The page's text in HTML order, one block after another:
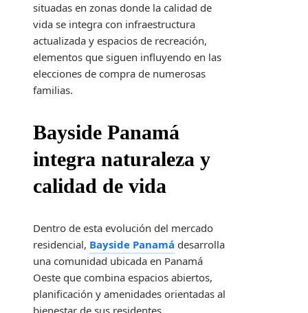
situadas en zonas donde la calidad de
vida se integra con infraestructura
actualizada y espacios de recreación,
elementos que siguen influyendo en las
elecciones de compra de numerosas
familias.
Bayside Panamá
integra naturaleza y
calidad de vida
Dentro de esta evolución del mercado
residencial, Bayside Panamá desarrolla
una comunidad ubicada en Panamá
Oeste que combina espacios abiertos,
planificación y amenidades orientadas al